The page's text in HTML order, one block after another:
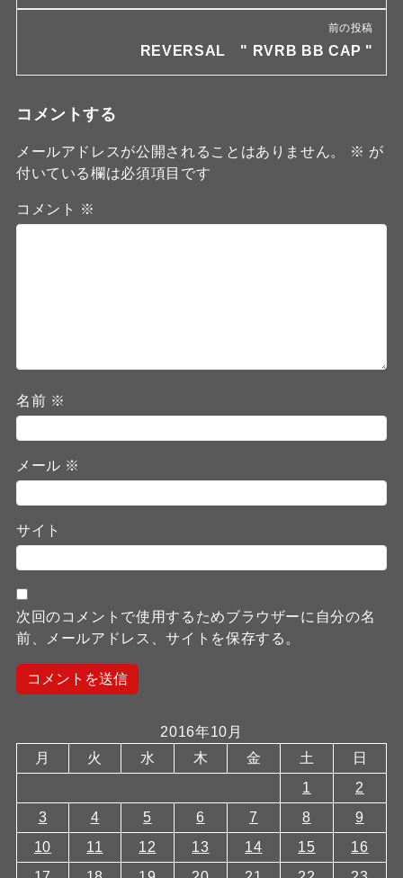
前の投稿
REVERSAL " RVRB BB CAP "
コメントする
メールアドレスが公開されることはありません。 ※ が
付いている欄は必須項目です
コメント ※
名前 ※
メール ※
サイト
次回のコメントで使用するためブラウザーに自分の名
前、メールアドレス、サイトを保存する。
2016年10月
月
火 水 木 金 土
日
1
2
3
4 5 6 7 8
9
10
11 12 13 14 15
16